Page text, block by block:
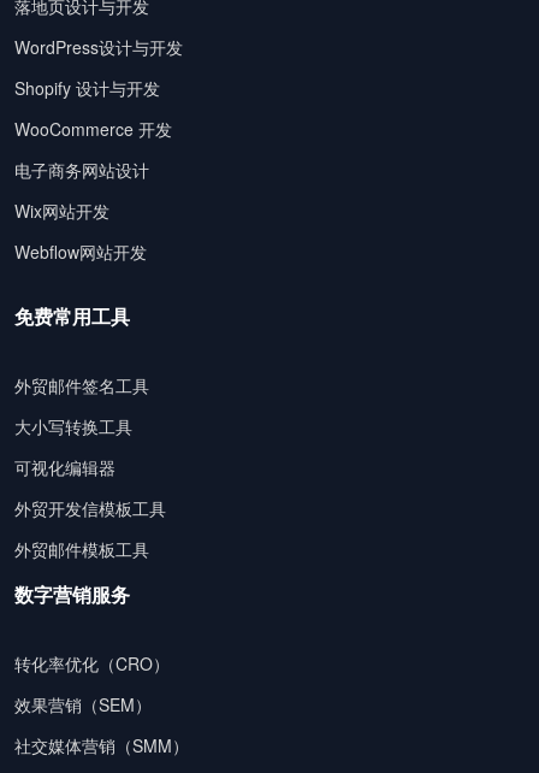
落地页设计与开发
WordPress设计与开发
Shopify 设计与开发
WooCommerce 开发
电子商务网站设计
Wix网站开发
Webflow网站开发
免费常用工具
外贸邮件签名工具
大小写转换工具
可视化编辑器
外贸开发信模板工具
外贸邮件模板工具
数字营销服务
转化率优化（CRO）
效果营销（SEM）
社交媒体营销（SMM）